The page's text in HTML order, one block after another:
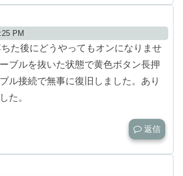
PM
た後にどうやってもオンになりませ
ブルを抜いた状態で黄色ボタン長押
ル接続で無事に復旧しました。あり
た。
返信